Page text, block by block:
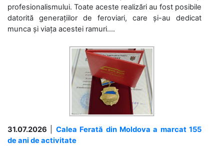
profesionalismului. Toate aceste realizări au fost posibile
datorită generațiilor de feroviari, care și-au dedicat
munca și viața acestei ramuri....
31.07.2026
Calea Ferată din Moldova a marcat 155
de ani de activitate